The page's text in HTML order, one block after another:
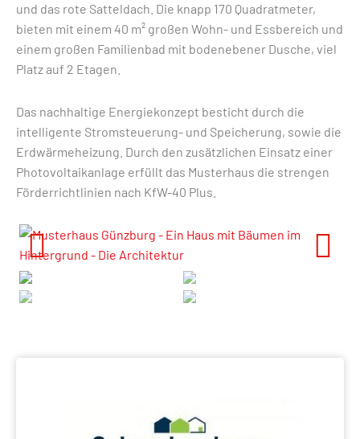
und das rote Satteldach. Die knapp 170 Quadratmeter,
bieten mit einem 40 m² großen Wohn- und Essbereich und
einem großen Familienbad mit bodenebener Dusche, viel
Platz auf 2 Etagen.
Das nachhaltige Energiekonzept besticht durch die
intelligente Stromsteuerung- und Speicherung, sowie die
Erdwärmeheizung. Durch den zusätzlichen Einsatz einer
Photovoltaikanlage erfüllt das Musterhaus die strengen
Förderrichtlinien nach KfW-40 Plus.
Previous